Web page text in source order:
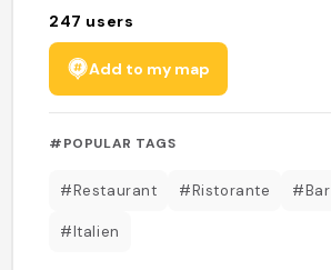
247 users
Add to my map
#POPULAR TAGS
#Restaurant #Ristorante #Bar
#Italien